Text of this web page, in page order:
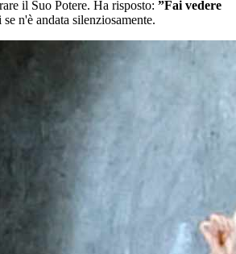
il Suo Potere. Ha risposto: ”Fai vedere
se n'è andata silenziosamente.